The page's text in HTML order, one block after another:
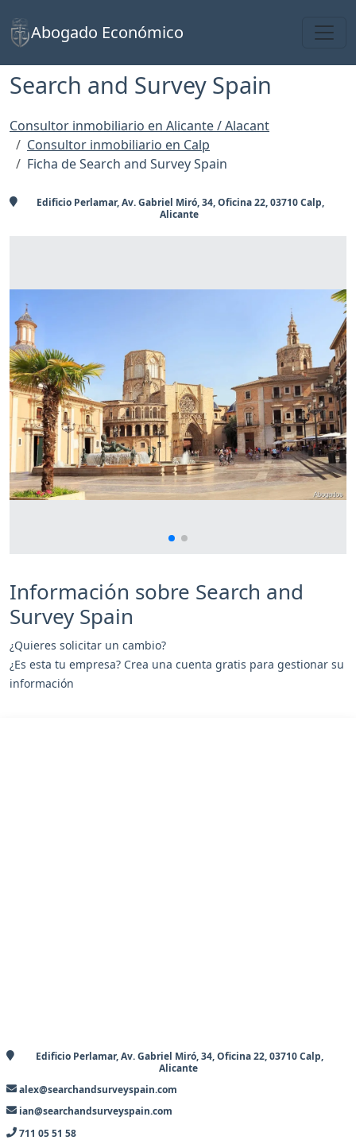
Abogado Económico
Search and Survey Spain
Consultor inmobiliario en Alicante / Alacant
Consultor inmobiliario en Calp
Ficha de Search and Survey Spain
Edificio Perlamar, Av. Gabriel Miró, 34, Oficina 22, 03710 Calp,
Alicante
Información sobre Search and
Survey Spain
¿Quieres solicitar un cambio?
¿Es esta tu empresa? Crea una cuenta gratis para gestionar su
información
Edificio Perlamar, Av. Gabriel Miró, 34, Oficina 22, 03710 Calp,
Alicante
alex@searchandsurveyspain.com
ian@searchandsurveyspain.com
711 05 51 58